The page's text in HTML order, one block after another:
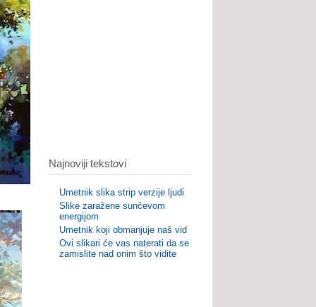
Najnoviji tekstovi
Umetnik slika strip verzije ljudi
Slike zaražene sunčevom
energijom
Umetnik koji obmanjuje naš vid
Ovi slikari će vas naterati da se
zamislite nad onim što vidite